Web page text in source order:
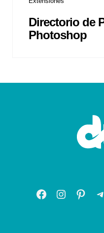
Directorio de
Photoshop